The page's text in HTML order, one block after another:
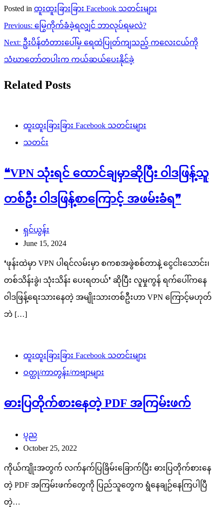
Posted in ထူးထူးခြားခြား Facebook သတင်းများ
Post
navigation
Previous: မြွေကိုက်ခံခဲ့ရလျှင် ဘာလုပ်ရမလဲ?
Next: ဦးပိန်တံတားပေါ်မှ ရေထဲပြုတ်ကျသည့် ကလေးငယ်ကို
သံဃာတော်တပါးက ကယ်ဆယ်ပေးနိုင်ခဲ့
Related Posts
ထူးထူးခြားခြား Facebook သတင်းများ
သတင်း
❝VPN သုံးရင် ထောင်ချမှာဆိုပြီး ဝါဒဖြန့်သူ
တစ်ဦး ဝါဒဖြန့်စာကြောင့် အဖမ်းခံရ❞
ရှင်ယွန်း
June 15, 2024
❛ဖုန်းထဲမှာ VPN ပါရင်လမ်းမှာ စကစအဖွဲစစ်တာနဲ့ ငွေငါးသောင်း၊
တစ်သိန်းခွဲ၊ သုံးသိန်း ပေးရတယ်❜ ဆိုပြီး လူမှုကွန် ရက်ပေါ်ကနေ
ဝါဒဖြန့်ရေးသားနေတဲ့ အမျိုးသားတစ်ဦးဟာ VPN ကြောင့်မဟုတ်
ဘဲ […]
ထူးထူးခြားခြား Facebook သတင်းများ
ဝတ္ထု/ကာတွန်း/ကဗျာများ
ဓားပြတိုက်စားနေတဲ့ PDF အကြမ်းဖက်
ပုည
October 25, 2022
ကိုယ်ကျိုးအတွက် လက်နက်ပြခြိမ်းခြောက်ပြီး ဓားပြတိုက်စားနေ
တဲ့ PDF အကြမ်းဖက်တွေကို ပြည်သူတွေက ရွံနေချဉ်နေကြပါပြီ
တဲ့…